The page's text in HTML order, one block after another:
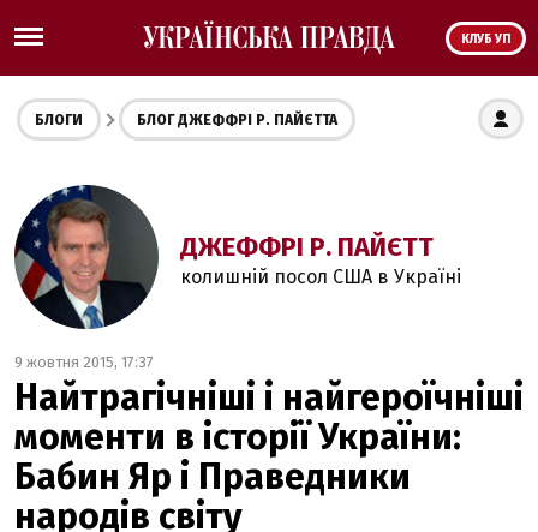
КЛУБ УП
БЛОГИ БЛОГ ДЖЕФФРІ Р. ПАЙЄТТА
ДЖЕФФРІ Р. ПАЙЄТТ
колишній посол США в Україні
9 жовтня 2015, 17:37
Найтрагічніші і найгероїчніші
моменти в історії України:
Бабин Яр і Праведники
народів світу